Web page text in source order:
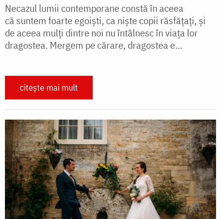
Necazul lumii contemporane constă în aceea
că suntem foarte egoiști, ca niște copii răsfățați, și
de aceea mulți dintre noi nu întâlnesc în viața lor
dragostea. Mergem pe cărare, dragostea e...
citește mai mult